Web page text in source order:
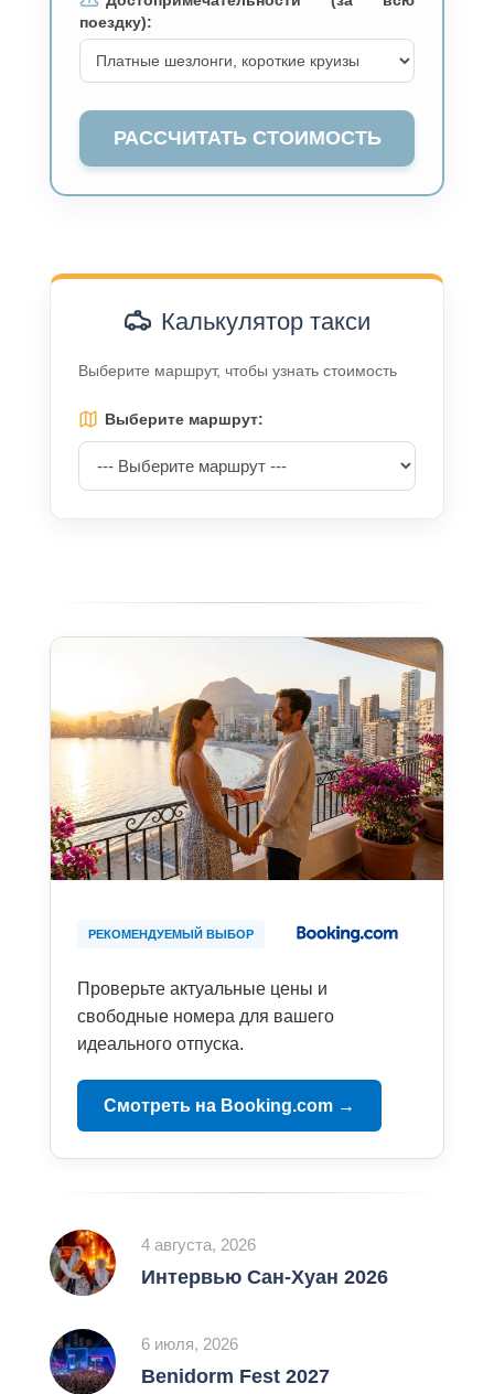
поездку):
РАССЧИТАТЬ СТОИМОСТЬ
Калькулятор такси
Выберите маршрут, чтобы узнать стоимость
Выберите маршрут:
РЕКОМЕНДУЕМЫЙ ВЫБОР
Проверьте актуальные цены и
свободные номера для вашего
идеального отпуска.
Смотреть на Booking.com →
4 августа, 2026
Интервью Сан-Хуан 2026
6 июля, 2026
Benidorm Fest 2027